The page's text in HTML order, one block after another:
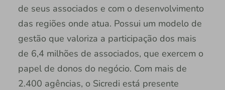
de seus associados e com o desenvolvimento
das regiões onde atua. Possui um modelo de
gestão que valoriza a participação dos mais
de 6,4 milhões de associados, que exercem o
papel de donos do negócio. Com mais de
2.400 agências, o Sicredi está presente